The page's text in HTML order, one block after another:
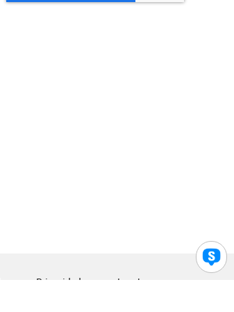
Privacidad Legal